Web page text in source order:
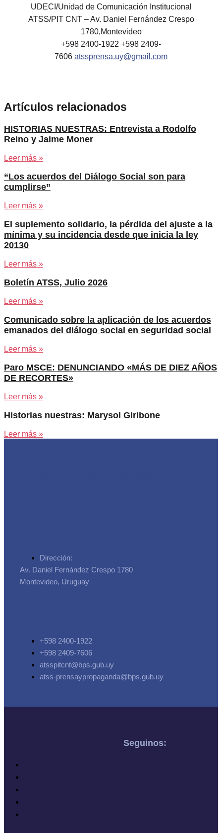
UDECI/Unidad de Comunicación Institucional
ATSS/PIT CNT – Av. Daniel Fernández Crespo
1780,Montevideo
+598 2400-1922 +598 2409-
7606 atssprensa.uy@gmail.com
Artículos relacionados
HISTORIAS NUESTRAS: Entrevista a Rodolfo
Reino y Jaime Moner
Leer más »
“Los acuerdos del Diálogo Social son para
cumplirse”
Leer más »
El suplemento solidario, la pérdida del ajuste a la
mínima y su incidencia desde que inicia la ley
20130
Leer más »
Boletín ATSS, Julio 2026
Leer más »
Comunicado sobre la aplicación de los acuerdos
emanados del diálogo social en seguridad social
Leer más »
Paro MSCE: DENUNCIANDO «MÁS DE DIEZ AÑOS
DE RECORTES»
Leer más »
Historias nuestras: Marysol Giribone
Leer más »
Dirección:
Av. Daniel Fernández Crespo 1780
Montevideo, Uruguay
+598 2400-1922
+598 2409-7606
atsspitcnt@bps.gub.uy
atss-prensaypropaganda@bps.gub.uy
Seguinos: